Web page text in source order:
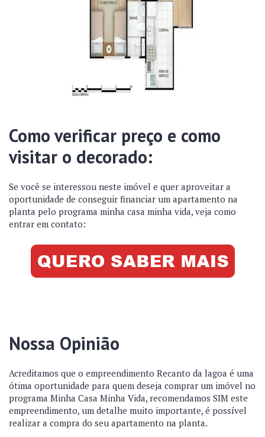
Como verificar preço e como
visitar o decorado:
Se você se interessou neste imóvel e quer aproveitar a
oportunidade de conseguir financiar um apartamento na
planta pelo programa minha casa minha vida, veja como
entrar em contato:
Nossa Opinião
Acreditamos que o empreendimento Recanto da lagoa é uma
ótima oportunidade para quem deseja comprar um imóvel no
programa Minha Casa Minha Vida, recomendamos SIM este
empreendimento, um detalhe muito importante, é possível
realizar a compra do seu apartamento na planta.